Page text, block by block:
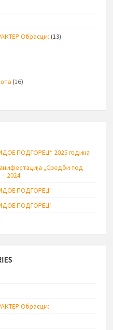
Обрасци: (13)
(16)
ПОДГОРЕЦ“ 2025 година
„Средби под
2024
ПОДГОРЕЦ’
ПОДГОРЕЦ’
Обрасци: